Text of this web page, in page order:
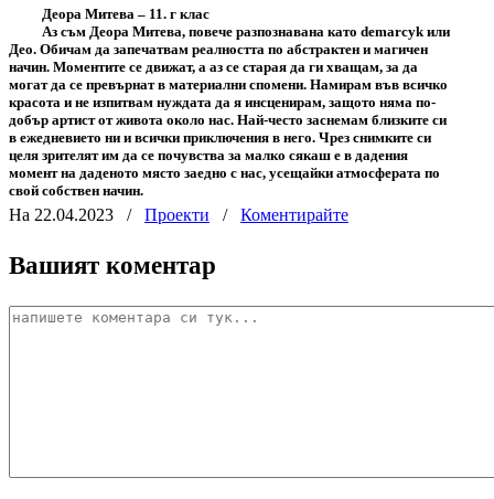
Деора Митева – 11. г клас
Аз съм Деора Митева, повече разпознавана като demarcyk или
Део. Обичам да запечатвам реалността по абстрактен и магичен
начин. Моментите се движат, а аз се старая да ги хващам, за да
могат да се превърнат в материални спомени. Намирам във всичко
красота и не изпитвам нуждата да я инсценирам, защото няма по-
добър артист от живота около нас. Най-често заснемам близките си
в ежедневието ни и всички приключения в него. Чрез снимките си
целя зрителят им да се почувства за малко сякаш е в дадения
момент на даденото място заедно с нас, усещайки атмосферата по
свой собствен начин.
На 22.04.2023 / Проекти / Коментирайте
Вашият коментар